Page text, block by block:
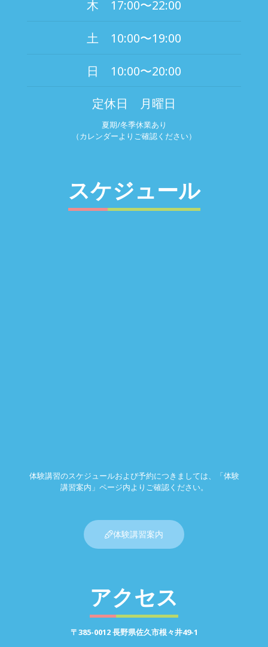
木 17:00〜22:00
土 10:00〜19:00
日 10:00〜20:00
定休日 月曜日
夏期/冬季休業あり
（カレンダーよりご確認ください）
スケジュール
体験講習のスケジュールおよび予約につきましては、「体験
講習案内」ページ内よりご確認ください。
体験講習案内
アクセス
〒385-0012 長野県佐久市根々井49-1